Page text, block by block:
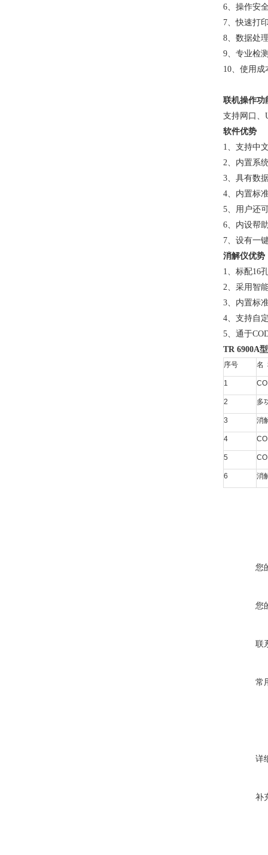
6、操作安
7、快速打
8、数据处
9、专业检
10、使用成
联机操作功
支持网口、
软件优势
1、支持中
2、内置系
3、具有数
4、内置标
5、用户还
6、内设帮
7、设有一
消解仪优势
1、标配16
2、采用智
3、内置标
4、支持自
5、通于
TR 6900A
序号 名
1
2 多
3 消
4
5
6 消
您
您
联
常
详
补